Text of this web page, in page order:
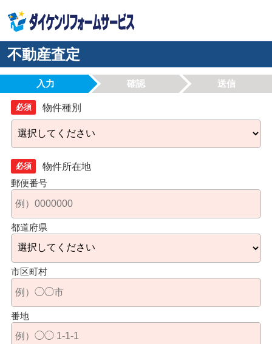
不動産査定
入力 確認 送信
必須 物件種別
必須
物件所在地
郵便番号
都道府県
市区町村
番地